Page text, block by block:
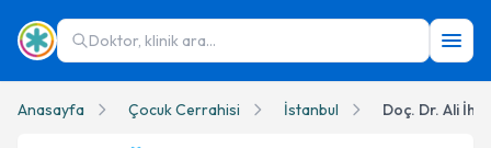
Doktor, klinik ara...
Anasayfa Çocuk Cerrahisi İstanbul Doç. Dr. Ali